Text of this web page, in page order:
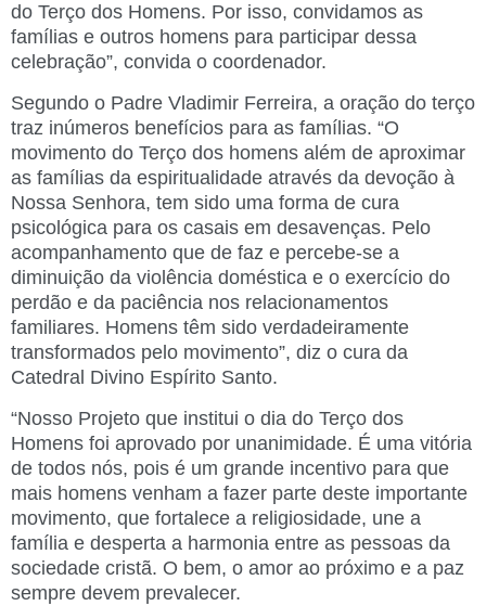
do Terço dos Homens. Por isso, convidamos as
famílias e outros homens para participar dessa
celebração”, convida o coordenador.
Segundo o Padre Vladimir Ferreira, a oração do terço
traz inúmeros benefícios para as famílias. “O
movimento do Terço dos homens além de aproximar
as famílias da espiritualidade através da devoção à
Nossa Senhora, tem sido uma forma de cura
psicológica para os casais em desavenças. Pelo
acompanhamento que de faz e percebe-se a
diminuição da violência doméstica e o exercício do
perdão e da paciência nos relacionamentos
familiares. Homens têm sido verdadeiramente
transformados pelo movimento”, diz o cura da
Catedral Divino Espírito Santo.
“Nosso Projeto que institui o dia do Terço dos
Homens foi aprovado por unanimidade. É uma vitória
de todos nós, pois é um grande incentivo para que
mais homens venham a fazer parte deste importante
movimento, que fortalece a religiosidade, une a
família e desperta a harmonia entre as pessoas da
sociedade cristã. O bem, o amor ao próximo e a paz
sempre devem prevalecer.